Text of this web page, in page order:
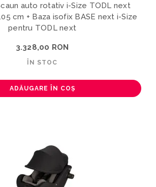
auto rotativ i-Size TODL next
cm + Baza isofix BASE next i-Size
pentru TODL next
3.328,00 RON
ÎN STOC
ADĂUGARE ÎN COȘ